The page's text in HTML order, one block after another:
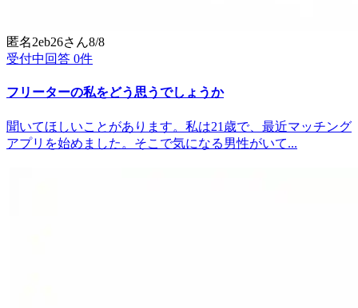
匿名2eb26さん8/8
受付中 回答 0件
フリーターの私をどう思うでしょうか
聞いてほしいことがあります。私は21歳で、最近マッチング
アプリを始めました。そこで気になる男性がいて...